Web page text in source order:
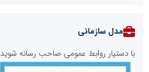
مدل سازمانی
با دستیار روابط عمومی صاحب رسانه شوید